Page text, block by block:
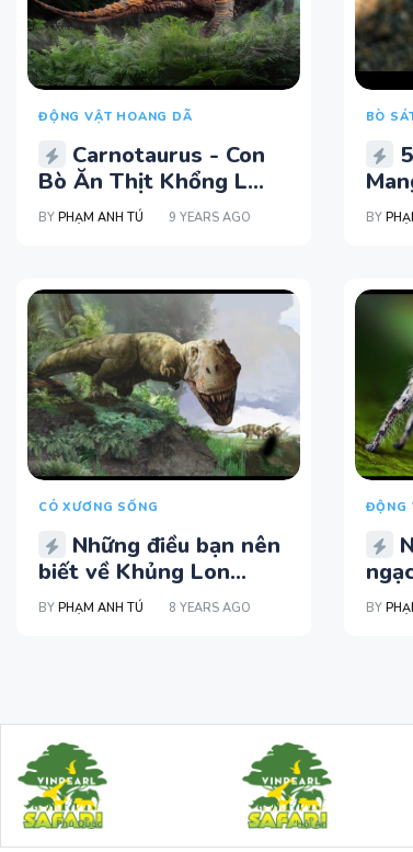
ĐỘNG VẬT HOANG DÃ
Carnotaurus - Con
Bò Ăn Thịt Khổng L...
BY PHẠM ANH TÚ 9 YEARS AGO
BÒ
BY
CÓ XƯƠNG SỐNG
Những điều bạn nên
biết về Khủng Lon...
BY PHẠM ANH TÚ 8 YEARS AGO
ĐỘNG
BY